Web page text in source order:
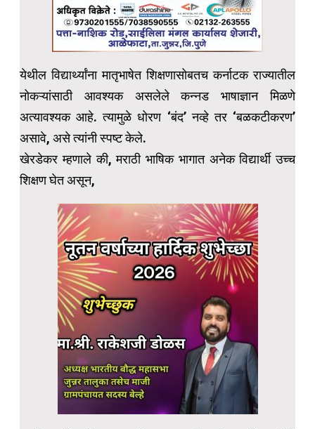
येथील विद्यार्थ्यांना मातृभाषेत शिक्षणासोबतच कर्नाटक राज्यातील
नोकऱ्यांसाठी आवश्यक असलेले कन्नड भाषाज्ञान मिळणे
अत्यावश्यक आहे. त्यामुळे धोरण ‘बंद’ नव्हे तर ‘बळकटीकरण’
असावे, असे त्यांनी स्पष्ट केले.
खेरडेकर म्हणाले की, मराठी भाषिक भागात अनेक विद्यार्थी उच्च
शिक्षण घेत असून,